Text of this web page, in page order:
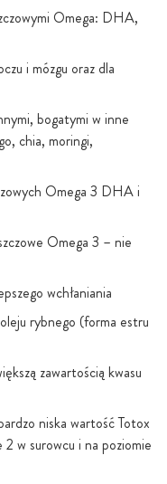
Omega: DHA,
i mózgu oraz dla
bogatymi w inne
chia, moringi,
Omega 3 DHA i
Omega 3 – nie
wchłaniania
rybnego (forma estru
zawartością kwasu
niska wartość Totox
w surowcu i na poziomie